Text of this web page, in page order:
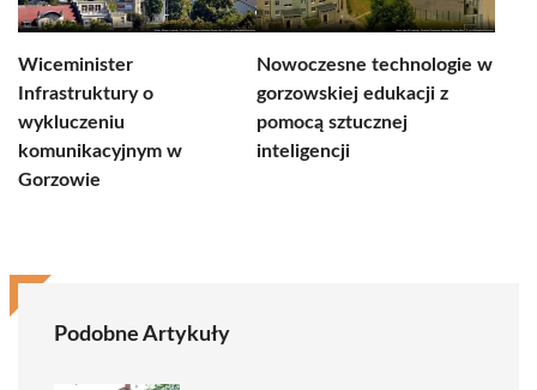
Wiceminister
Infrastruktury o
wykluczeniu
komunikacyjnym w
Gorzowie
Nowoczesne technologie w
gorzowskiej edukacji z
pomocą sztucznej
inteligencji
Podobne Artykuły